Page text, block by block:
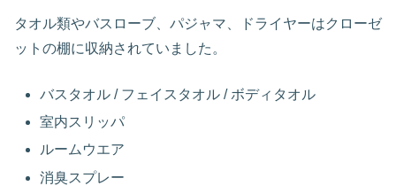
タオル類やバスローブ、パジャマ、ドライヤーはクローゼ
ットの棚に収納されていました。
バスタオル / フェイスタオル / ボディタオル
室内スリッパ
ルームウエア
消臭スプレー